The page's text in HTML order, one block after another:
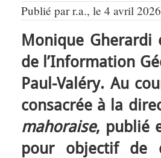
Publié par r.a., le 4 avril
Monique Gherardi
de l’Information
Paul-Valéry. Au
consacrée à la
mahoraise, publié
pour objectif de